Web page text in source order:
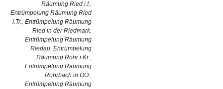
Räumung Ried i.I.,
Entrümpelung Räumung Ried
i.Tr., Entrümpelung Räumung
Ried in der Riedmark,
Entrümpelung Räumung
Riedau, Entrümpelung
Räumung Rohr i.Kr.,
Entrümpelung Räumung
Rohrbach in OÖ.,
Entrümpelung Räumung